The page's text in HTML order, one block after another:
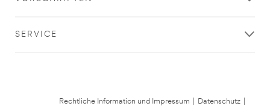
SERVICE
Rechtliche Information und Impressum Datenschutz